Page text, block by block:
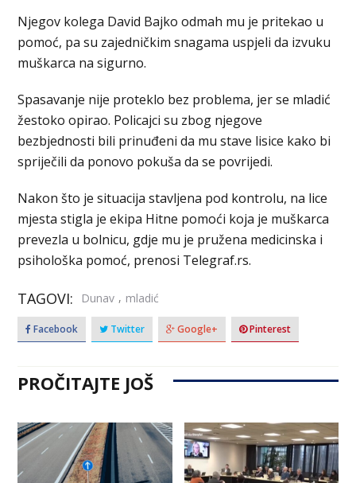
Njegov kolega David Bajko odmah mu je pritekao u
pomoć, pa su zajedničkim snagama uspjeli da izvuku
muškarca na sigurno.
Spasavanje nije proteklo bez problema, jer se mladić
žestoko opirao. Policajci su zbog njegove
bezbjednosti bili prinuđeni da mu stave lisice kako bi
spriječili da ponovo pokuša da se povrijedi.
Nakon što je situacija stavljena pod kontrolu, na lice
mjesta stigla je ekipa Hitne pomoći koja je muškarca
prevezla u bolnicu, gdje mu je pružena medicinska i
psihološka pomoć, prenosi Telegraf.rs.
TAGOVI: Dunav , mladić
Facebook Twitter Google+ Pinterest
PROČITAJTE JOŠ